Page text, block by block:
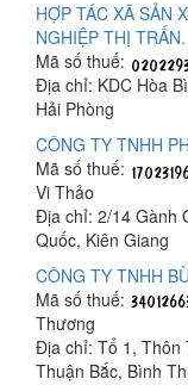
HỢP TÁC XÃ SẢN
NGHIỆP THỊ TRẤN.
Mã số thuế:
Địa chỉ: KDC Hòa
Hải Phòng
CÔNG TY TNHH
Mã số thuế:
Vi Thảo
Địa chỉ: 2/14 Gành
Quốc, Kiên Giang
CÔNG TY TNHH
Mã số thuế:
Thương
Địa chỉ: Tổ 1, Thôn
Thuận Bắc, Bình